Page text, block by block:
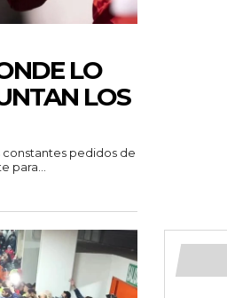
LO
LOS
constantes pedidos de
para...